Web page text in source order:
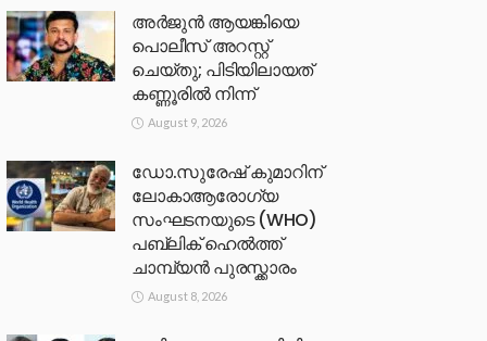
അർജുൻ ആയങ്കിയെ
പൊലീസ് അറസ്റ്റ്
ചെയ്‌തു; പിടിയിലായത്
കണ്ണൂരിൽ നിന്ന്
August 9, 2026
ഡോ.സുരേഷ് കുമാറിന്
ലോകാആരോഗ്യ
സംഘടനയുടെ (WHO)
പബ്ലിക് ഹെൽത്ത്
ചാമ്പ്യൻ പുരസ്ക്കാരം
August 8, 2026